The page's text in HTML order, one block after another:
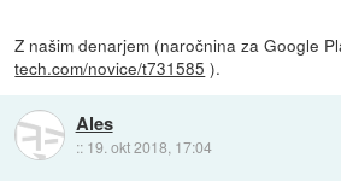
Z našim denarjem (naročnina za Google
tech.com/novice/t731585 ).
Ales
:: 19. okt 2018, 17:04